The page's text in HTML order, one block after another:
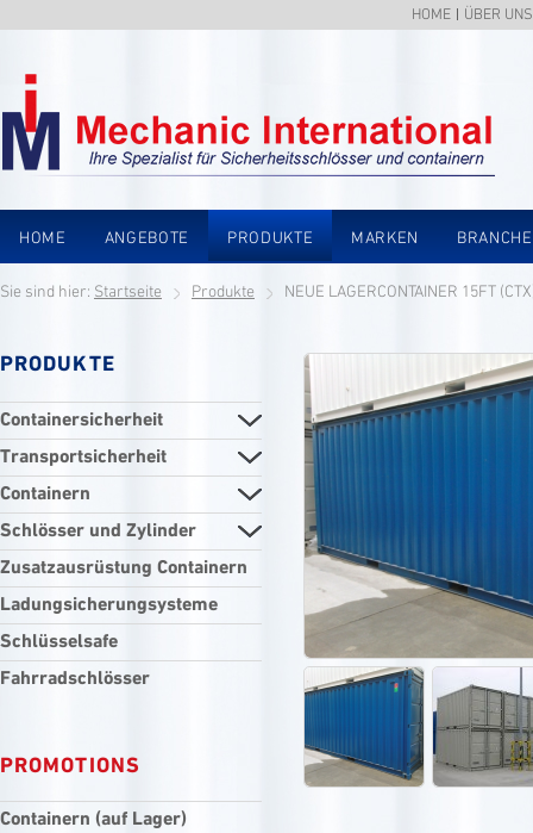
HOME ÜBER UNS
HOME ANGEBOTE PRODUKTE MARKEN
Sie sind hier: Startseite Produkte NEUE LAGERCONTAINER 15FT
PRODUKTE
Containersicherheit
Transportsicherheit
Containern
Schlösser und Zylinder
Zusatzausrüstung Containern
Ladungsicherungsysteme
Schlüsselsafe
Fahrradschlösser
PROMOTIONS
Containern (auf Lager)